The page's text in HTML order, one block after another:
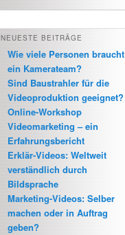
NEUESTE BEITRÄGE
Wie viele Personen braucht
ein Kamerateam?
Sind Baustrahler für die
Videoproduktion geeignet?
Online-Workshop
Videomarketing – ein
Erfahrungsbericht
Erklär-Videos: Weltweit
verständlich durch
Bildsprache
Marketing-Videos: Selber
machen oder in Auftrag
geben?